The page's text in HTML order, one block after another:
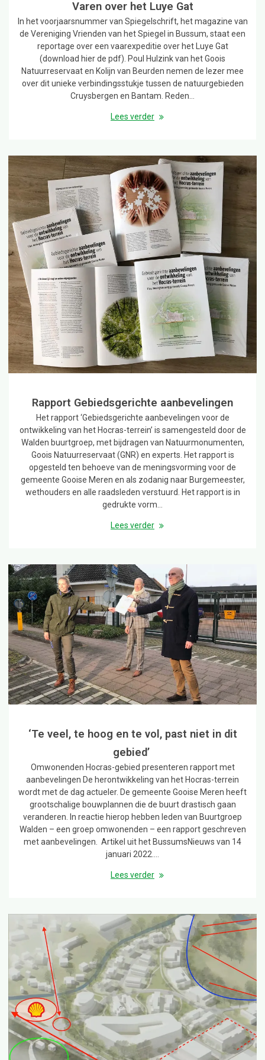
Varen over het Luye Gat
In het voorjaarsnummer van Spiegelschrift, het magazine van
de Vereniging Vrienden van het Spiegel in Bussum, staat een
reportage over een vaarexpeditie over het Luye Gat
(download hier de pdf). Poul Hulzink van het Goois
Natuurreservaat en Kolijn van Beurden nemen de lezer mee
over dit unieke verbindingsstukje tussen de natuurgebieden
Cruysbergen en Bantam. Reden…
Lees verder
Rapport Gebiedsgerichte aanbevelingen
Het rapport ‘Gebiedsgerichte aanbevelingen voor de
ontwikkeling van het Hocras-terrein’ is samengesteld door de
Walden buurtgroep, met bijdragen van Natuurmonumenten,
Goois Natuurreservaat (GNR) en experts. Het rapport is
opgesteld ten behoeve van de meningsvorming voor de
gemeente Gooise Meren en als zodanig naar Burgemeester,
wethouders en alle raadsleden verstuurd. Het rapport is in
gedrukte vorm…
Lees verder
‘Te veel, te hoog en te vol, past niet in dit
gebied’
Omwonenden Hocras-gebied presenteren rapport met
aanbevelingen De herontwikkeling van het Hocras-terrein
wordt met de dag actueler. De gemeente Gooise Meren heeft
grootschalige bouwplannen die de buurt drastisch gaan
veranderen. In reactie hierop hebben leden van Buurtgroep
Walden – een groep omwonenden – een rapport geschreven
met aanbevelingen. Artikel uit het BussumsNieuws van 14
januari 2022.…
Lees verder